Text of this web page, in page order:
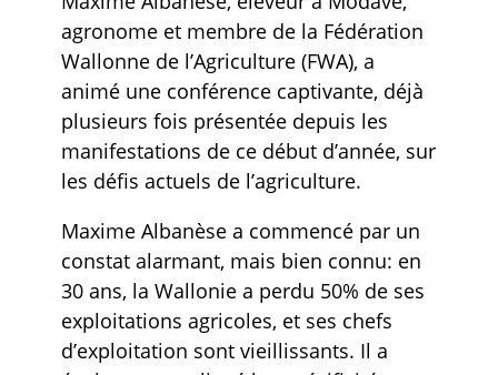
agronome et membre de la Fédération
Wallonne de l’Agriculture (FWA), a
animé une conférence captivante, déjà
plusieurs fois présentée depuis les
manifestations de ce début d’année, sur
les défis actuels de l’agriculture.
Maxime Albanèse a commencé par un
constat alarmant, mais bien connu: en
30 ans, la Wallonie a perdu 50% de ses
exploitations agricoles, et ses chefs
d’exploitation sont vieillissants. Il a